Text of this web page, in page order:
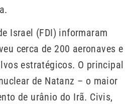
Israel (FDI) informaram
cerca de 200 aeronaves e
estratégicos. O principal
de Natanz – o maior
de urânio do Irã. Civis,